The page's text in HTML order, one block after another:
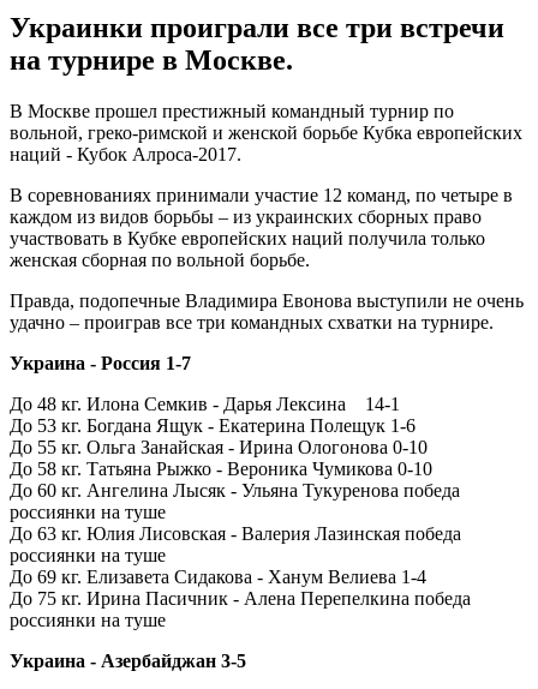
Украинки проиграли все три встречи
на турнире в Москве.
В Москве прошел престижный командный турнир по
вольной, греко-римской и женской борьбе Кубка европейских
наций - Кубок Алроса-2017.
В соревнованиях принимали участие 12 команд, по четыре в
каждом из видов борьбы – из украинских сборных право
участвовать в Кубке европейских наций получила только
женская сборная по вольной борьбе.
Правда, подопечные Владимира Евонова выступили не очень
удачно – проиграв все три командных схватки на турнире.
Украина - Россия 1-7
До 48 кг. Илона Семкив - Дарья Лексина 14-1
До 53 кг. Богдана Ящук - Екатерина Полещук 1-6
До 55 кг. Ольга Занайская - Ирина Ологонова 0-10
До 58 кг. Татьяна Рыжко - Вероника Чумикова 0-10
До 60 кг. Ангелина Лысяк - Ульяна Тукуренова победа
россиянки на туше
До 63 кг. Юлия Лисовская - Валерия Лазинская победа
россиянки на туше
До 69 кг. Елизавета Сидакова - Ханум Велиева 1-4
До 75 кг. Ирина Пасичник - Алена Перепелкина победа
россиянки на туше
Украина - Азербайджан 3-5